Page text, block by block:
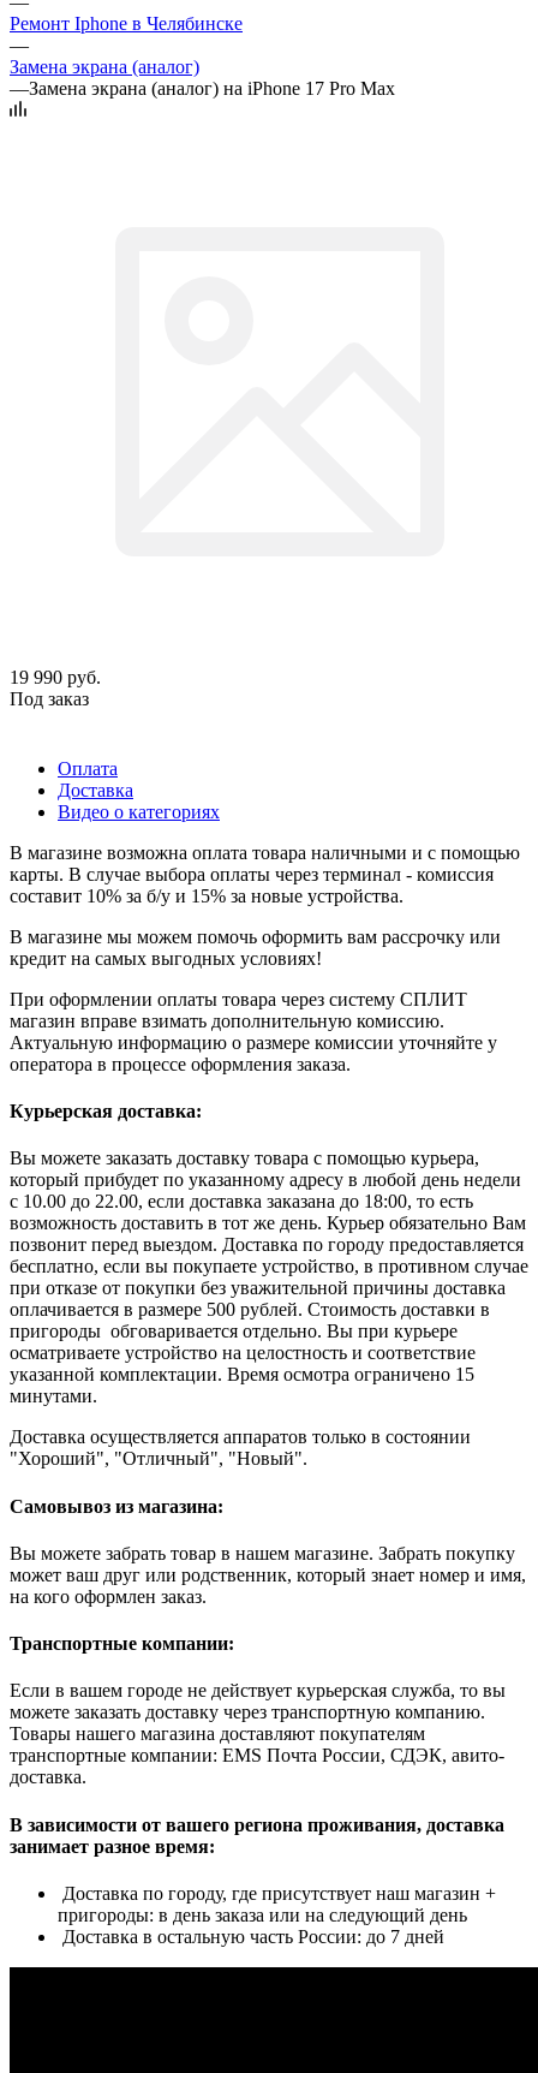
Ремонт Iphone в Челябинске
—
Замена экрана (аналог)
—Замена экрана (аналог) на iPhone 17 Pro Max
19 990 руб.
Под заказ
Оплата
Доставка
Видео о категориях
В магазине возможна оплата товара наличными и с помощью
карты. В случае выбора оплаты через терминал - комиссия
составит 10% за б/у и 15% за новые устройства.
В магазине мы можем помочь оформить вам рассрочку или
кредит на самых выгодных условиях!
При оформлении оплаты товара через систему СПЛИТ
магазин вправе взимать дополнительную комиссию.
Актуальную информацию о размере комиссии уточняйте у
оператора в процессе оформления заказа.
Курьерская доставка:
Вы можете заказать доставку товара с помощью курьера,
который прибудет по указанному адресу в любой день недели
с 10.00 до 22.00, если доставка заказана до 18:00, то есть
возможность доставить в тот же день. Курьер обязательно Вам
позвонит перед выездом. Доставка по городу предоставляется
бесплатно, если вы покупаете устройство, в противном случае
при отказе от покупки без уважительной причины доставка
оплачивается в размере 500 рублей. Стоимость доставки в
пригороды обговаривается отдельно. Вы при курьере
осматриваете устройство на целостность и соответствие
указанной комплектации. Время осмотра ограничено 15
минутами.
Доставка осуществляется аппаратов только в состоянии
"Хороший", "Отличный", "Новый".
Самовывоз из магазина:
Вы можете забрать товар в нашем магазине. Забрать покупку
может ваш друг или родственник, который знает номер и имя,
на кого оформлен заказ.
Транспортные компании:
Если в вашем городе не действует курьерская служба, то вы
можете заказать доставку через транспортную компанию.
Товары нашего магазина доставляют покупателям
транспортные компании: EMS Почта России, СДЭК, авито-
доставка.
В зависимости от вашего региона проживания, доставка
занимает разное время:
Доставка по городу, где присутствует наш магазин +
пригороды: в день заказа или на следующий день
Доставка в остальную часть России: до 7 дней